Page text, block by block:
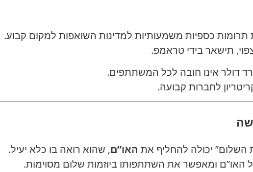
כספיות משמעותיות למדינות השואפות למקום קבוע.
תישאר בידי טראמפ.
דולר אינו חובה לכל המשתתפים.
לחברות קבועה.
השלום” יכולה להחליף את האו”ם, שהוא רואה בו כלא יעיל.
האו”ם ומאפשר את השתתפותו ביוזמות שלום מסוימות.